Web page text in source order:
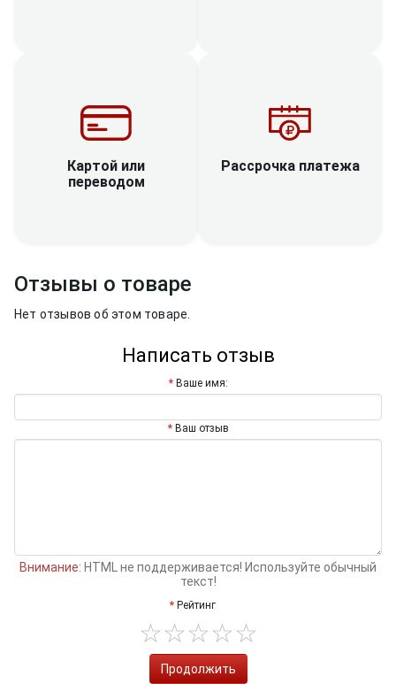
Картой или
переводом
Рассрочка платежа
Отзывы о товаре
Нет отзывов об этом товаре.
Написать отзыв
Ваше имя:
Ваш отзыв
Внимание: HTML не поддерживается! Используйте обычный
текст!
Рейтинг
Продолжить